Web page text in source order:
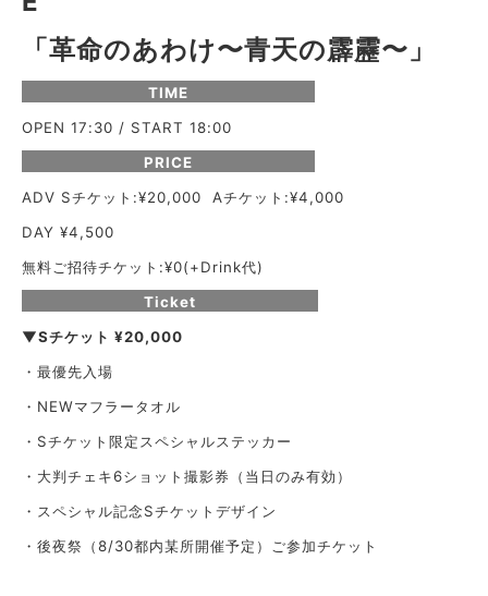
「革命のあわけ〜青天の霹靂〜」
TIME
OPEN 17:30 / START 18:00
PRICE
ADV Sチケット:¥20,000 Aチケット:¥4,000
DAY ¥4,500
無料ご招待チケット:¥0(+Drink代)
Ticket
▼Sチケット ¥20,000
・最優先入場
・NEWマフラータオル
・Sチケット限定スペシャルステッカー
・大判チェキ6ショット撮影券（当日のみ有効）
・スペシャル記念Sチケットデザイン
・後夜祭（8/30都内某所開催予定）ご参加チケット